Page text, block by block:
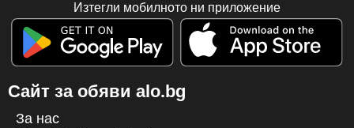
Изтегли мобилното ни приложение
Сайт за обяви alo.bg
За нас